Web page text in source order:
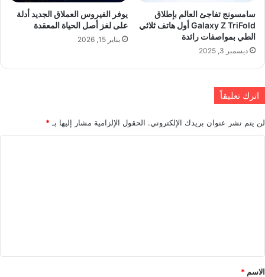
سامسونج تفاجئ العالم بإطلاق
Galaxy Z TriFold أول هاتف ثلاثي
الطي بمواصفات رائدة
ديسمبر 3, 2025
يوفر الفيروس العملاق الجديد أدلة
على لغز أصل الحياة المعقدة
يناير 15, 2026
اترك تعليقاً
لن يتم نشر عنوان بريدك الإلكتروني. الحقول الإلزامية مشار إليها بـ *
*
الاسم *